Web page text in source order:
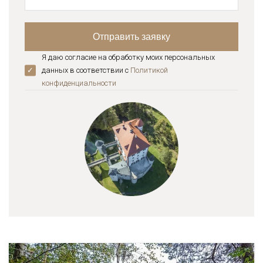
Я даю согласие на обработку моих персональных
данных в соответствии с Политикой
конфиденциальноcти